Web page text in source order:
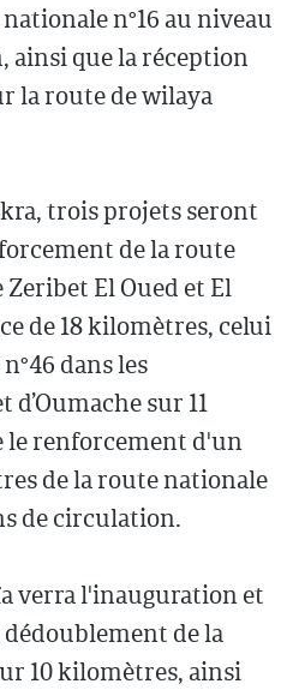
n°16 au niveau
ainsi que la réception
la route de wilaya
trois projets seront
de la route
El Oued et El
de 18 kilomètres, celui
dans les
sur 11
le renforcement d'un
de la route nationale
de circulation.
verra l'inauguration et
de la
10 kilomètres, ainsi